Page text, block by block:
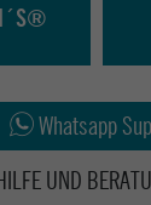
Whatsapp
UND